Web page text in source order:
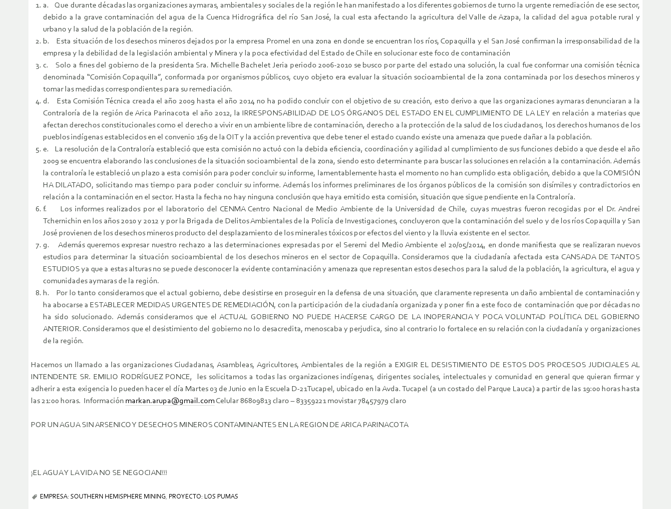
a. Que durante décadas las organizaciones aymaras, ambientales y sociales de la región le han manifestado a los diferentes gobiernos de turno la urgente remediación de ese sector,
debido a la grave contaminación del agua de la Cuenca Hidrográfica del río San José, la cual esta afectando la agricultura del Valle de Azapa, la calidad del agua potable rural y
urbano y la salud de la población de la región.
b. Esta situación de los desechos mineros dejados por la empresa Promel en una zona en donde se encuentran los ríos, Copaquilla y el San José confirman la irresponsabilidad de la
empresa y la debilidad de la legislación ambiental y Minera y la poca efectividad del Estado de Chile en solucionar este foco de contaminación
c. Solo a fines del gobierno de la presidenta Sra. Michelle Bachelet Jeria periodo 2006-2010 se busco por parte del estado una solución, la cual fue conformar una comisión técnica
denominada “Comisión Copaquilla”, conformada por organismos públicos, cuyo objeto era evaluar la situación socioambiental de la zona contaminada por los desechos mineros y
tomar las medidas correspondientes para su remediación.
d. Esta Comisión Técnica creada el año 2009 hasta el año 2014 no ha podido concluir con el objetivo de su creación, esto derivo a que las organizaciones aymaras denunciaran a la
Contraloría de la región de Arica Parinacota el año 2012, la IRRESPONSABILIDAD DE LOS ÓRGANOS DEL ESTADO EN EL CUMPLIMIENTO DE LA LEY en relación a materias que
afectan derechos constitucionales como el derecho a vivir en un ambiente libre de contaminación, derecho a la protección de la salud de los ciudadanos, los derechos humanos de los
pueblos indígenas establecidos en el convenio 169 de la OIT y la acción preventiva que debe tener el estado cuando existe una amenaza que puede dañar a la población.
e. La resolución de la Contraloría estableció que esta comisión no actuó con la debida eficiencia, coordinación y agilidad al cumplimiento de sus funciones debido a que desde el año
2009 se encuentra elaborando las conclusiones de la situación socioambiental de la zona, siendo esto determinante para buscar las soluciones en relación a la contaminación. Además
la contraloría le estableció un plazo a esta comisión para poder concluir su informe, lamentablemente hasta el momento no han cumplido esta obligación, debido a que la COMISIÓN
HA DILATADO, solicitando mas tiempo para poder concluir su informe. Además los informes preliminares de los órganos públicos de la comisión son disímiles y contradictorios en
relación a la contaminación en el sector. Hasta la fecha no hay ninguna conclusión que haya emitido esta comisión, situación que sigue pendiente en la Contraloría.
f. Los informes realizados por el laboratorio del CENMA Centro Nacional de Medio Ambiente de la Universidad de Chile, cuyas muestras fueron recogidas por el Dr. Andrei
Tchernichin en los años 2010 y 2012 y por la Brigada de Delitos Ambientales de la Policía de Investigaciones, concluyeron que la contaminación del suelo y de los ríos Copaquilla y San
José provienen de los desechos mineros producto del desplazamiento de los minerales tóxicos por efectos del viento y la lluvia existente en el sector.
g. Además queremos expresar nuestro rechazo a las determinaciones expresadas por el Seremi del Medio Ambiente el 20/05/2014, en donde manifiesta que se realizaran nuevos
estudios para determinar la situación socioambiental de los desechos mineros en el sector de Copaquilla. Consideramos que la ciudadanía afectada esta CANSADA DE TANTOS
ESTUDIOS ya que a estas alturas no se puede desconocer la evidente contaminación y amenaza que representan estos desechos para la salud de la población, la agricultura, el agua y
comunidades aymaras de la región.
h. Por lo tanto consideramos que el actual gobierno, debe desistirse en proseguir en la defensa de una situación, que claramente representa un daño ambiental de contaminación y
ha abocarse a ESTABLECER MEDIDAS URGENTES DE REMEDIACIÓN, con la participación de la ciudadanía organizada y poner fin a este foco de contaminación que por décadas no
ha sido solucionado. Además consideramos que el ACTUAL GOBIERNO NO PUEDE HACERSE CARGO DE LA INOPERANCIA Y POCA VOLUNTAD POLÍTICA DEL GOBIERNO
ANTERIOR. Consideramos que el desistimiento del gobierno no lo desacredita, menoscaba y perjudica, sino al contrario lo fortalece en su relación con la ciudadanía y organizaciones
de la región.
Hacemos un llamado a las organizaciones Ciudadanas, Asambleas, Agricultores, Ambientales de la región a EXIGIR EL DESISTIMIENTO DE ESTOS DOS PROCESOS JUDICIALES AL
INTENDENTE SR. EMILIO RODRÍGUEZ PONCE, les solicitamos a todas las organizaciones indígenas, dirigentes sociales, intelectuales y comunidad en general que quieran firmar y
adherir a esta exigencia lo pueden hacer el día Martes 03 de Junio en la Escuela D-21Tucapel, ubicado en la Avda. Tucapel (a un costado del Parque Lauca) a partir de las 19:00 horas hasta
las 21:00 horas. Información markan.arupa@gmail.comCelular 86809813 claro – 83359221 movistar 78457979 claro
POR UN AGUA SIN ARSENICO Y DESECHOS MINEROS CONTAMINANTES EN LA REGION DE ARICA PARINACOTA
¡EL AGUA Y LA VIDA NO SE NEGOCIAN!!!
EMPRESA: SOUTHERN HEMISPHERE MINING, PROYECTO: LOS PUMAS